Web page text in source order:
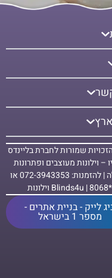
שמורות לחברת בליינדס
– וילונות מעוצבים ופתרונות
הצללה | להזמנות: 072-3943353 או
*8068 | Blinds4u וילונות
לייק - בניית אתרים -
מספר 1 בישראל